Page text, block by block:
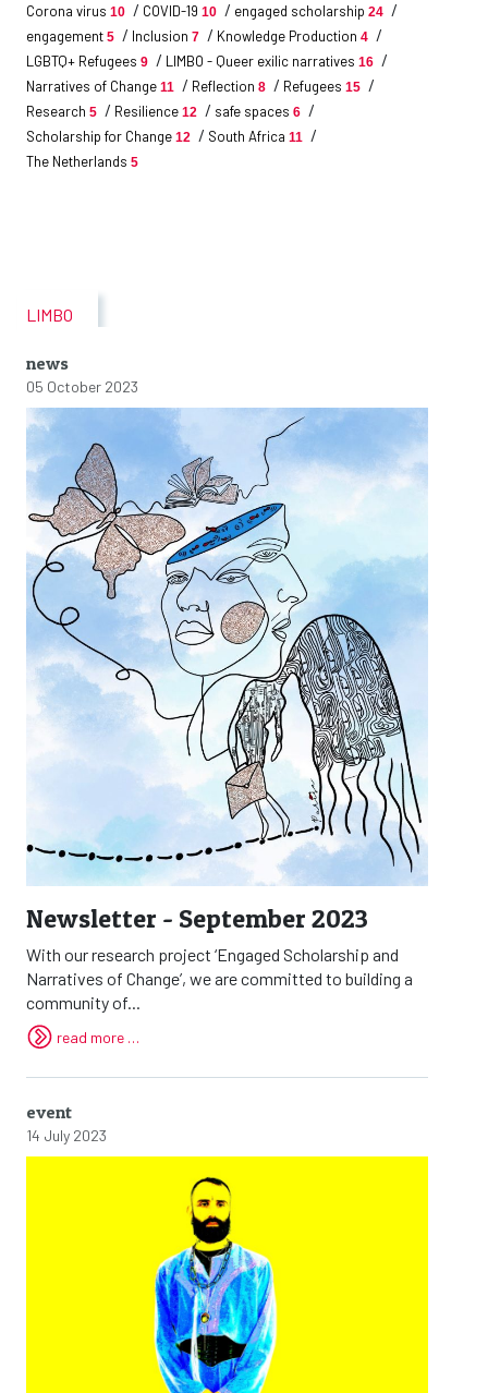
Corona virus 10 COVID-19 10 engaged scholarship 24
engagement 5 Inclusion 7 Knowledge Production 4
LGBTQ+ Refugees 9 LIMBO - Queer exilic narratives 16
Narratives of Change 11 Reflection 8 Refugees 15
Research 5 Resilience 12 safe spaces 6
Scholarship for Change 12 South Africa 11
The Netherlands 5
LIMBO
news
05 October 2023
Newsletter - September 2023
With our research project ‘Engaged Scholarship and
Narratives of Change’, we are committed to building a
community of...
read more …
event
14 July 2023